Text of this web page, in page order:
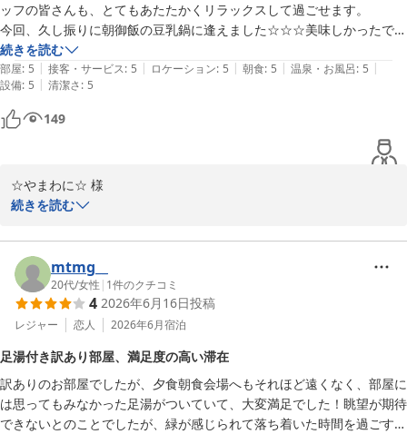
個室での食事なので、ゆっくりとお過ごしいただけたとのこと、何
よりでございます。
またのご利用を心よりお待ちしております。次回のご予約もお気軽
にどうぞ。
ご投稿ありがとうございました。
和銅鉱泉 薬師の湯 ゆの宿 和どう
ッフの皆さんも、とてもあたたかくリラックスして過ごせます。
今回、久し振りに朝御飯の豆乳鍋に逢えました☆☆☆美味しかったです
♪朝からテンションあがりました＼(^^)／
続きを読む
部屋: 5 | 接客・サービス: 5 | ロケーション: 5 | 朝食: 5 | 温泉・お風呂: 5 |
設備: 5 | 清潔さ: 5
149
☆やまわに☆ 様
ます。
お風呂を何度もお楽しみいただけたとのこと、そしてスタッフの対
応をお褒めいただき大変光栄です。温かいお言葉に心が温まりまし
た。
久しぶりに朝食の豆乳鍋を召し上がっていただけて嬉しいです。美
味しいとのご感想も頂戴し、朝からテンションが上がるとのお言葉
にも励まされます。
続きを読む
mtmg__
20代/女性 | 1件のクチコミ
4 2026年6月16日投稿
レジャー 恋人 2026年6月宿泊
足湯付き訳あり部屋、満足度の高い滞在
訳ありのお部屋でしたが、夕食朝食会場へもそれほど遠くなく、部屋に
は思ってもみなかった足湯がついていて、大変満足でした！眺望が期待
できないとのことでしたが、緑が感じられて落ち着いた時間を過ごすこ